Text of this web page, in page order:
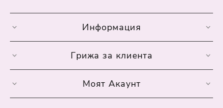
Информация
Грижа за клиента
Моят Акаунт